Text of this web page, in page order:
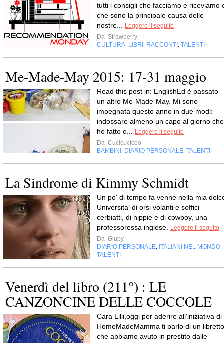
tutti i consigli che facciamo e riceviamo
che sono la principale causa delle
nostre...
Leggere il seguito
Da Strawberry
CULTURA LIBRI RACCONTI TALENTI
Me-Made-May 2015: 17-31 maggio
Read this post in: EnglishEd è passato
un altro Me-Made-May. Mi sono
impegnata questo anno in due modi:
indossare almeno un capo al giorno che
ho fatto o...
Leggere il seguito
Da Cucicucicoo
BAMBINI
DIARIO PERSONALE TALENTI
La Sindrome di Kimmy Schmidt
Un po' di tempo fa venne nella mia
Universita' di orsi volanti e soffici
cerbiatti, di hippie e di cowboy, una
professoressa inglese.
Leggere il seguito
Da Giupy
DIARIO PERSONALE
ITALIANI NEL MONDO
TALENTI
Venerdì del libro (211°) : LE
CANZONCINE DELLE COCCOLE
Cara Lilli,oggi per aderire all'iniziativa di
HomeMadeMamma ti parlo di un libretto
che abbiamo avuto in prestito dalle